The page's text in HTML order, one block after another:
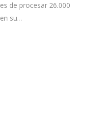
de procesar 26.000
su…